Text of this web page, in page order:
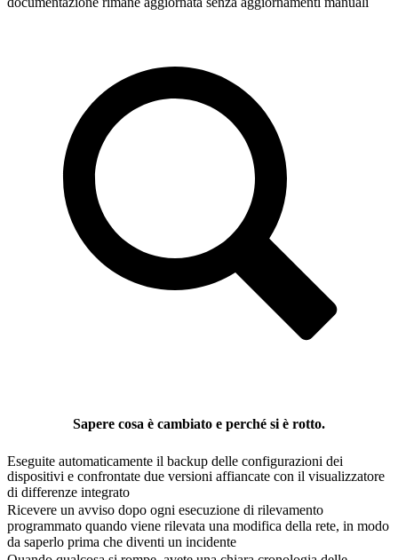
Sapere cosa è cambiato e perché si è rotto.
Eseguite automaticamente il backup delle configurazioni dei
dispositivi e confrontate due versioni affiancate con il visualizzatore
di differenze integrato
Ricevere un avviso dopo ogni esecuzione di rilevamento
programmato quando viene rilevata una modifica della rete, in modo
da saperlo prima che diventi un incidente